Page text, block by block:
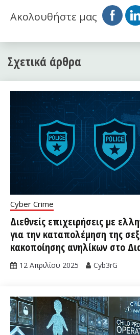
Ακολουθήστε μας
Σχετικά άρθρα
Cyber Crime
Διεθνείς επιχειρήσεις με
για την καταπολέμηση της
κακοποίησης ανηλίκων στο
12 Απριλίου 2025 Cyb3rG